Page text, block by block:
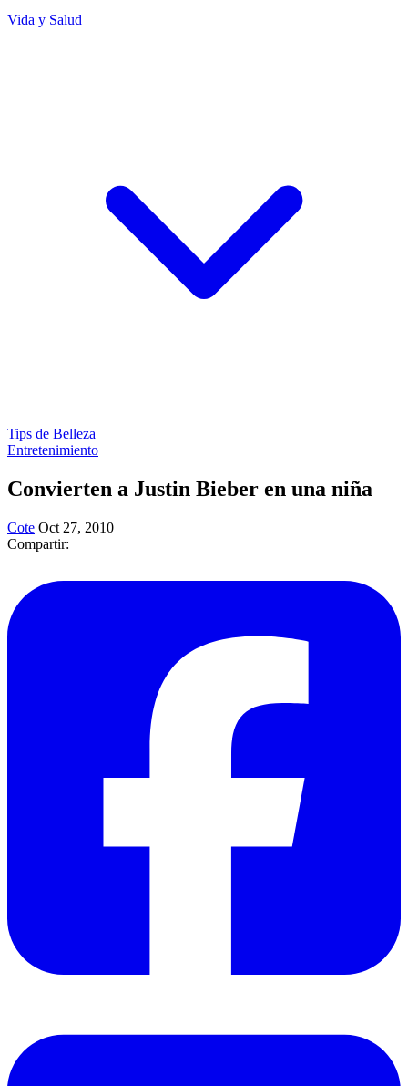
Vida y Salud
Tips de Belleza
Entretenimiento
Convierten a Justin Bieber en una niña
Cote Oct 27, 2010
Compartir: